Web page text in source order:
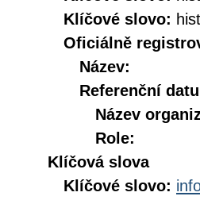
Klíčové slovo:
Oficiálně
Název:
Referenční
Název
Role:
Klíčová slova
Klíčové slovo: